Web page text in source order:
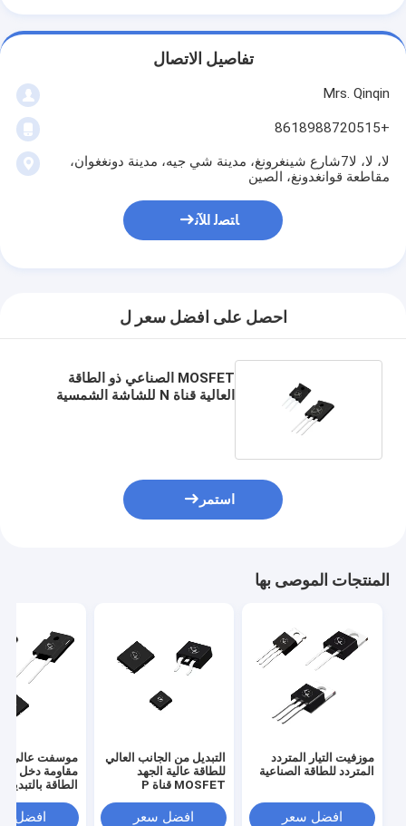
تفاصيل الاتصال
Mrs. Qinqin
+8618988720515
لا، لا، لا7شارع شينغرونغ، مدينة شي جيه، مدينة دونغغوان،
مقاطعة قوانغدونغ، الصين
ﺎﺘﺼﻟ ﺍﻶﻧ
احصل على افضل سعر ل
MOSFET الصناعي ذو الطاقة
العالية قناة N للشاشة الشمسية
استمر
المنتجات الموصى بها
موزفيت التيار المتردد
المتردد للطاقة الصناعية
افضل سعر
التبديل من الجانب العالي
للطاقة عالية الجهد
MOSFET قناة P
افضل سعر
موسفت عالي
مقاومة دخل
الطاقة بالتبديل
افضل